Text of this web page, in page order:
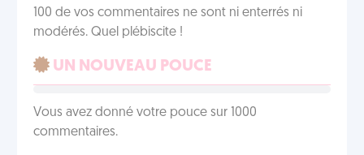
100 de vos commentaires ne sont ni enterrés ni
modérés. Quel plébiscite !
UN NOUVEAU POUCE
Vous avez donné votre pouce sur 1000
commentaires.